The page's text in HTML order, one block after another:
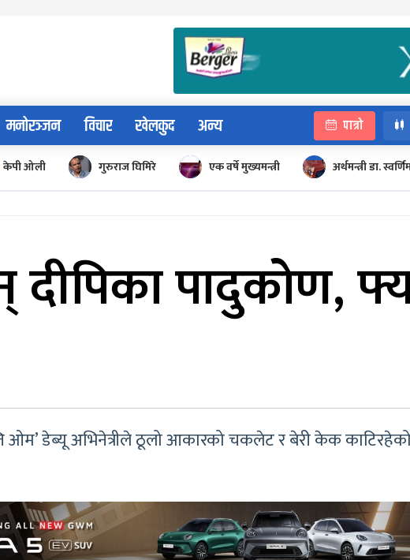
मनोरञ्जन विचार खेलकुद अन्य पात्रो
केपी ओली गुरुराज घिमिरे एक वर्षे मुख्यमन्त्री अर्थमन्त्री डा.
दीपिका पादुकोण,
ओम’ डेब्यू अभिनेत्रीले ठूलो आकारको चकलेट र बेरी केक